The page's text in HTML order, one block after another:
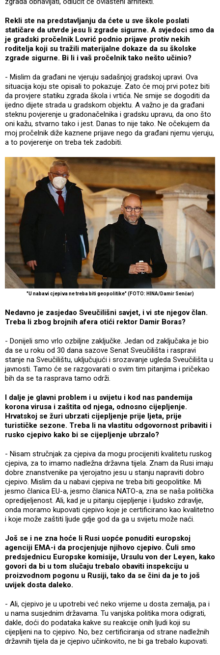
Rekli ste na predstavljanju da ćete u sve škole poslati
statičare da utvrde jesu li zgrade sigurne. A svjedoci smo da
je gradski pročelnik Lovrić podnio prijave protiv nekih
roditelja koji su tražili materijalne dokaze da su školske
zgrade sigurne. Bi li i vaš pročelnik tako nešto učinio?
- Mislim da građani ne vjeruju sadašnjoj gradskoj upravi. Ova
situacija koju ste opisali to pokazuje. Zato će moj prvi potez biti
da provjere statiku zgrada škola i vrtića. Ne smije se dogoditi da
ijedno dijete strada u gradskom objektu. A važno je da građani
steknu povjerenje u gradonačelnika i gradsku upravu, da ono što
oni kažu, stvarno tako i jest. Danas to nije tako. Ne očekujem da
moj pročelnik diže kaznene prijave nego da građani njemu vjeruju,
a to povjerenje on treba tek zadobiti.
"U nabavi cjepiva ne treba biti geopolitike" (FOTO: HINA/Damir Senčar)
Nedavno je zasjedao Sveučilišni savjet, i vi ste njegov član.
Treba li zbog brojnih afera otići rektor Damir Boras?
- Donijeli smo vrlo ozbiljne zaključke. Jedan od zaključaka je bio
da se u roku od 30 dana sazove Senat Sveučilišta i raspravi
stanje na Sveučilištu, uključujući i srozavanje ugleda Sveučilišta u
javnosti. Tamo će se razgovarati o svim tim pitanjima i pričekao
bih da se ta rasprava tamo održi.
I dalje je glavni problem i u svijetu i kod nas pandemija
korona virusa i zaštita od njega, odnosno cijepljenje.
Hrvatskoj se žuri ubrzati cijepljenje prije ljeta, prije
turističke sezone. Treba li na vlastitu odgovornost pribaviti i
rusko cjepivo kako bi se cijepljenje ubrzalo?
- Nisam stručnjak za cjepiva da mogu procijeniti kvalitetu ruskog
cjepiva, za to imamo nadležna državna tijela. Znam da Rusi imaju
dobre znanstvenike pa vjerojatno jesu u stanju napraviti dobro
cjepivo. Mislim da u nabavi cjepiva ne treba biti geopolitike. Mi
jesmo članica EU-a, jesmo članica NATO-a, zna se naša politička
opredijeljenost. Ali, kad je u pitanju cijepljenje i ljudsko zdravlje,
onda moramo kupovati cjepivo koje je certificirano kao kvalitetno
i koje može zaštiti ljude gdje god da ga u svijetu može naći.
Još se i ne zna hoće li Rusi uopće ponuditi europskoj
agenciji EMA-i da procjenjuje njihovo cjepivo. Čuli smo
predsjednicu Europske komisije, Ursulu von der Leyen, kako
govori da bi u tom slučaju trebalo obaviti inspekciju u
proizvodnom pogonu u Rusiji, tako da se čini da je to još
uvijek dosta daleko.
- Ali, cjepivo je u upotrebi već neko vrijeme u dosta zemalja, pa i
u nama susjednim državama. Tu vanjska politika mora odigrati,
dakle, doći do podataka kakve su reakcije onih ljudi koji su
cijepljeni na to cjepivo. No, bez certificiranja od strane nadležnih
državnih tijela da je cjepivo učinkovito, ne bi ga trebalo kupovati.